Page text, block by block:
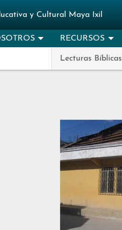
y Cultural Maya Ixil
RECURSOS
Lecturas Bíblicas